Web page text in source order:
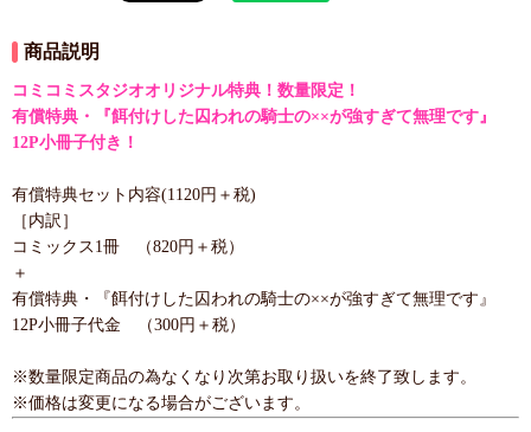
商品説明
コミコミスタジオオリジナル特典！数量限定！
有償特典・『餌付けした囚われの騎士の××が強すぎて無理です』
12P小冊子付き！
有償特典セット内容(1120円＋税)
［内訳］
コミックス1冊 （820円＋税）
＋
有償特典・『餌付けした囚われの騎士の××が強すぎて無理です』
12P小冊子代金 （300円＋税）
※数量限定商品の為なくなり次第お取り扱いを終了致します。
※価格は変更になる場合がございます。